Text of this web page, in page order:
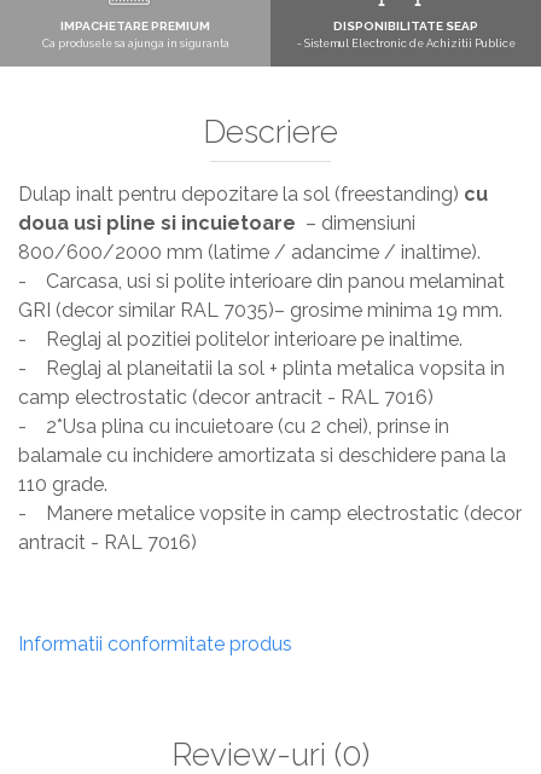
IMPACHETARE PREMIUM
Ca produsele sa ajunga in siguranta
DISPONIBILITATE SEAP
- Sistemul Electronic de Achizitii Publice
Descriere
Dulap inalt pentru depozitare la sol (freestanding) cu
doua usi pline si incuietoare – dimensiuni
800/600/2000 mm (latime / adancime / inaltime).
- Carcasa, usi si polite interioare din panou melaminat
GRI (decor similar RAL 7035)– grosime minima 19 mm.
- Reglaj al pozitiei politelor interioare pe inaltime.
- Reglaj al planeitatii la sol + plinta metalica vopsita in
camp electrostatic (decor antracit - RAL 7016)
- 2*Usa plina cu incuietoare (cu 2 chei), prinse in
balamale cu inchidere amortizata si deschidere pana la
110 grade.
- Manere metalice vopsite in camp electrostatic (decor
antracit - RAL 7016)
Informatii conformitate produs
Review-uri (0)